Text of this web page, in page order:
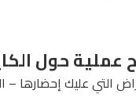
عملية حول
التي عليك إحضارها –